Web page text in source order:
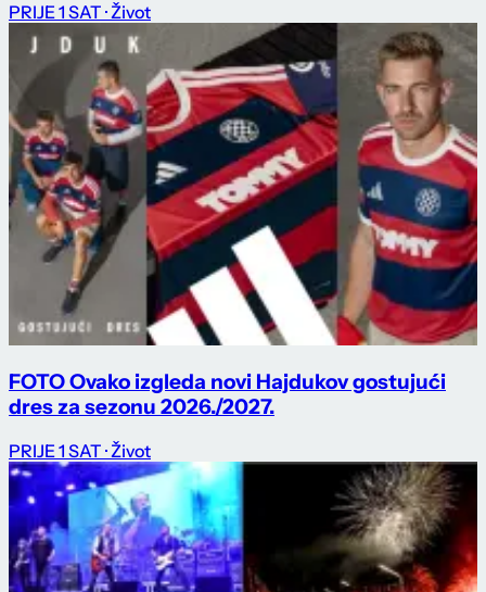
PRIJE 1 SAT · Život
FOTO Ovako izgleda novi Hajdukov gostujući
dres za sezonu 2026./2027.
PRIJE 1 SAT · Život